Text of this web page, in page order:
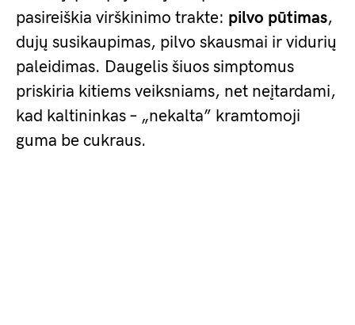
pasireiškia virškinimo trakte: pilvo pūtimas,
dujų susikaupimas, pilvo skausmai ir vidurių
paleidimas. Daugelis šiuos simptomus
priskiria kitiems veiksniams, net neįtardami,
kad kaltininkas – „nekalta” kramtomoji
guma be cukraus.